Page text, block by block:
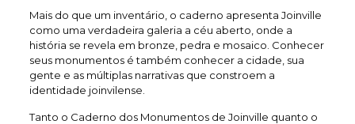
Mais do que um inventário, o caderno apresenta Joinville
como uma verdadeira galeria a céu aberto, onde a
história se revela em bronze, pedra e mosaico. Conhecer
seus monumentos é também conhecer a cidade, sua
gente e as múltiplas narrativas que constroem a
identidade joinvilense.
Tanto o Caderno dos Monumentos de Joinville quanto o